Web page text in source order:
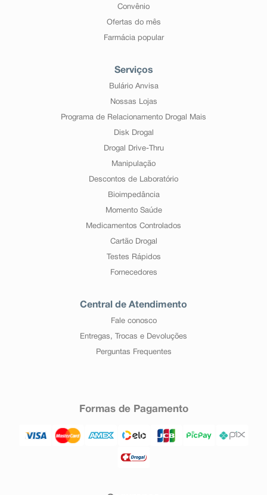
Convênio
Ofertas do mês
Farmácia popular
Serviços
Bulário Anvisa
Nossas Lojas
Programa de Relacionamento Drogal Mais
Disk Drogal
Drogal Drive-Thru
Manipulação
Descontos de Laboratório
Bioimpedância
Momento Saúde
Medicamentos Controlados
Cartão Drogal
Testes Rápidos
Fornecedores
Central de Atendimento
Fale conosco
Entregas, Trocas e Devoluções
Perguntas Frequentes
Formas de Pagamento